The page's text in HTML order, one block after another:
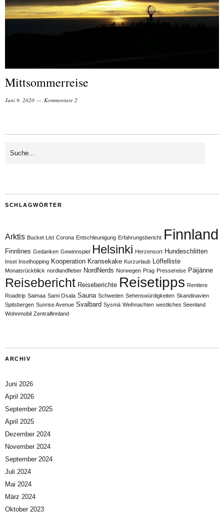
Mittsommerreise
Juni 9, 2020 Kommentare 2
SCHLAGWÖRTER
Arktis Bucket List Corona Entschleunigung Erfahrungsbericht Finnland
Finnlines Gedanken Gewinnspiel Helsinki Herzensort Hundeschlitten
Insel Inselhopping Kooperation Kransekake Kurzurlaub Löffelliste
Monatsrückblick nordlandfieber NordNerds Norwegen Prag Pressereise Päijänne
Reisebericht Reiseberichte Reisetipps Rentiere
Roadtrip Saimaa Sami Osala Sauna Schweden Sehenswürdigkeiten Skandinavien
Spitsbergen Sunrise Avenue Svalbard Sysmä Weihnachten westliches Seenland
Wohnmobil Zentralfinnland
ARCHIV
Juni 2026
April 2026
September 2025
April 2025
Dezember 2024
November 2024
September 2024
Juli 2024
Mai 2024
März 2024
Oktober 2023